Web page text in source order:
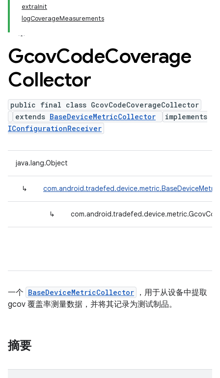
extraInit
logCoverageMeasurements
GcovCodeCoverage
Collector
public final class GcovCodeCoverageCollector
extends BaseDeviceMetricCollector
implements
IConfigurationReceiver
java.lang.Object
↳
↳
一个 BaseDeviceMetricCollector
，用于从设备中提取
gcov 覆盖率测量数据，并将其记录为测试制品。
摘要